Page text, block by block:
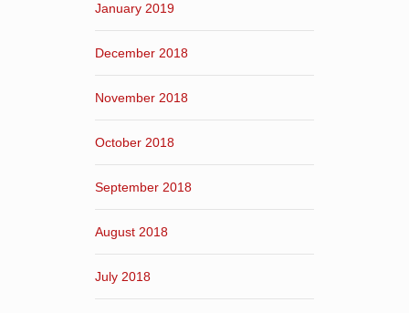
January 2019
December 2018
November 2018
October 2018
September 2018
August 2018
July 2018